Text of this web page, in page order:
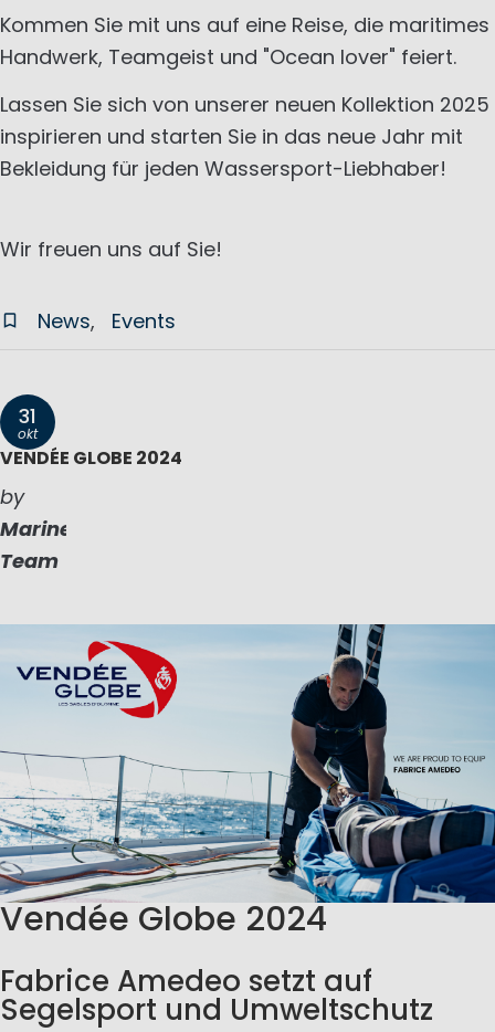
Kommen Sie mit uns auf eine Reise, die maritimes
Handwerk, Teamgeist und "Ocean lover" feiert.
Lassen Sie sich von unserer neuen Kollektion 2025
inspirieren und starten Sie in das neue Jahr mit
Bekleidung für jeden Wassersport-Liebhaber!
Wir freuen uns auf Sie!
News Events
31
okt
VENDÉE GLOBE 2024
by
Marinepool
Team
Vendée Globe 2024
Fabrice Amedeo setzt auf
Segelsport und Umweltschutz